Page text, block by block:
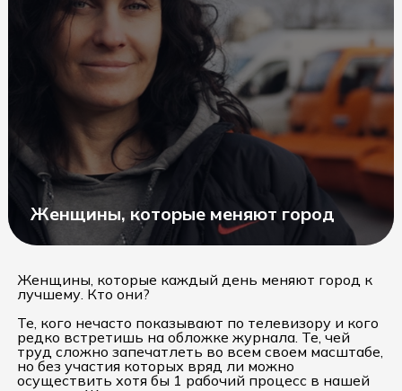
Женщины, которые меняют город
Женщины, которые каждый день меняют город к
лучшему. Кто они?
Те, кого нечасто показывают по телевизору и кого
редко встретишь на обложке журнала. Те, чей
труд сложно запечатлеть во всем своем масштабе,
но без участия которых вряд ли можно
осуществить хотя бы 1 рабочий процесс в нашей